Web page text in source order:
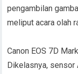
pengambilan
meliput acara olah
Canon EOS 7D
Dikelasnya,